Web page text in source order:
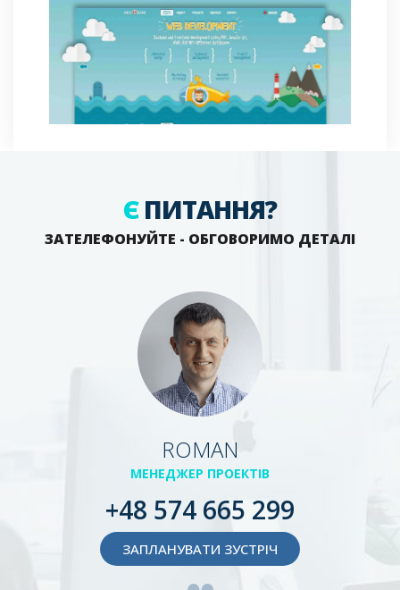
ЄПИТАННЯ?
ЗАТЕЛЕФОНУЙТЕ - ОБГОВОРИМО ДЕТАЛІ
ROMAN
МЕНЕДЖЕР ПРОЕКТІВ
+48 574 665 299
ЗАПЛАНУВАТИ ЗУСТРІЧ